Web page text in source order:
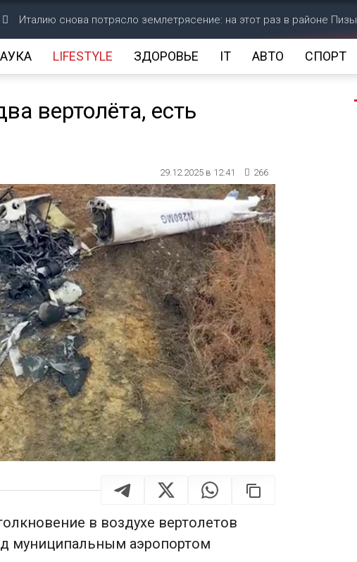
Италию снова потрясло землетрясение: на этот раз в районе Пизы
LIFESTYLE ЗДОРОВЬЕ IT АВТО СПОРТ
вертолёта, есть
29.12.2025 в 12:41 266
в воздухе вертолетов
муниципальным аэропортом